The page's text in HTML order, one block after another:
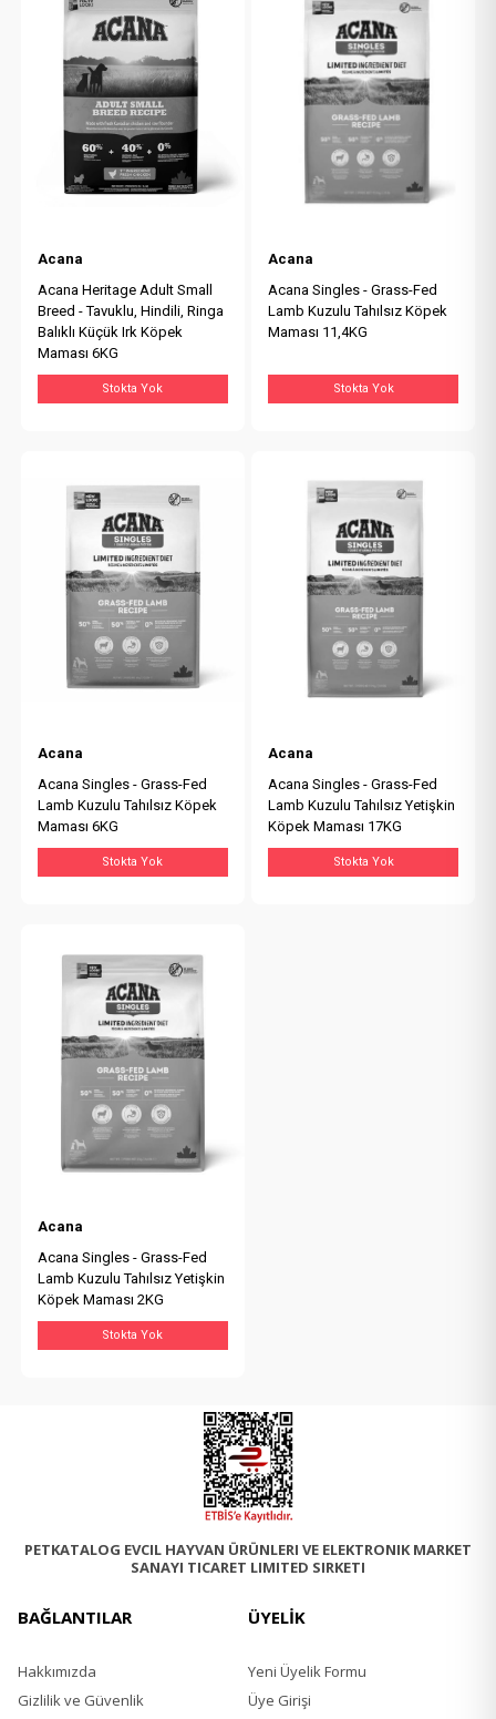
Acana
Acana Heritage Adult Small
Breed - Tavuklu, Hindili, Ringa
Balıklı Küçük Irk Köpek
Maması 6KG
Stokta Yok
Acana
Acana Singles - Grass-Fed
Lamb Kuzulu Tahılsız Köpek
Maması 11,4KG
Stokta Yok
Acana
Acana Singles - Grass-Fed
Lamb Kuzulu Tahılsız Köpek
Maması 6KG
Stokta Yok
Acana
Acana Singles - Grass-Fed
Lamb Kuzulu Tahılsız Yetişkin
Köpek Maması 17KG
Stokta Yok
Acana
Acana Singles - Grass-Fed
Lamb Kuzulu Tahılsız Yetişkin
Köpek Maması 2KG
Stokta Yok
PETKATALOG EVCIL HAYVAN ÜRÜNLERI VE ELEKTRONIK MARKET
SANAYI TICARET LIMITED SIRKETI
BAĞLANTILAR
Hakkımızda
Gizlilik ve Güvenlik
ÜYELİK
Yeni Üyelik Formu
Üye Girişi